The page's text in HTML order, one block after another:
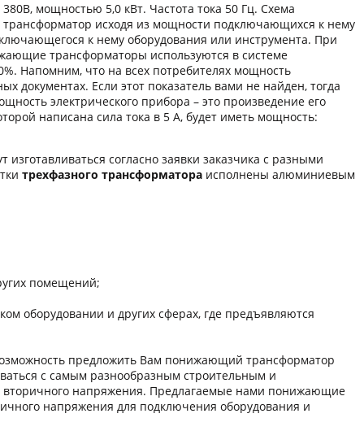
мощностью 5,0 кВт. Частота тока 50 Гц. Схема
исходя из мощности подключающихся к нему
к нему оборудования или инструмента. При
трансформаторы используются в системе
Напомним, что на всех потребителях мощность
документах. Если этот показатель вами не найден, тогда
электрического прибора – это произведение его
написана сила тока в 5 А, будет иметь мощность:
изготавливаться согласно заявки заказчика с разными
трехфазного трансформатора исполнены алюминиевым
помещений;
оборудовании и других сферaх, где предъявляются
предложить Вам понижающий трансформатор
с самым разнообразным строительным и
вторичного напряжения. Предлагаемые нами понижающие
напряжения для подключения оборудования и